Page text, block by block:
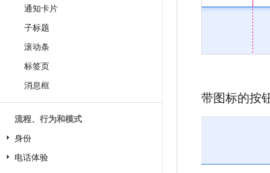
通知卡片
子标题
滚动条
标签页
消息框
流程、行为和模式
身份
电话体验
带图标的按